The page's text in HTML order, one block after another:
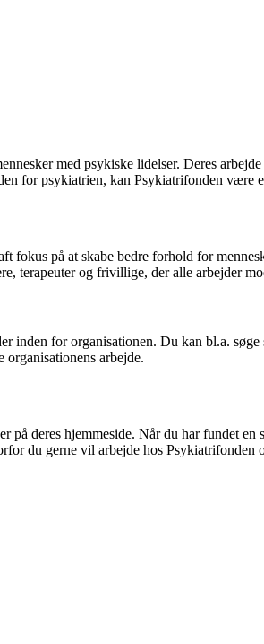
med psykiske lidelser. Deres
for psykiatrien, kan Psykiatrifonden være
fokus på at skabe bedre forhold for
terapeuter og frivillige, der alle arbejder
inden for organisationen. Du kan bl.a.
arbejde.
deres hjemmeside. Når du har fundet
du gerne vil arbejde hos Psykiatrifonden